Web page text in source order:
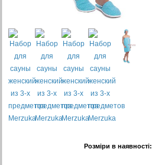
Розміри в наявності: